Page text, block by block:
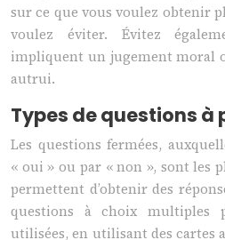
sur ce que vous voulez obtenir
voulez éviter. Évitez
impliquent un jugement moral
autrui.
Types de questions à
Les questions fermées,
« oui » ou par « non », sont les
permettent d’obtenir des
questions à choix multiples
utilisées, en utilisant des cartes